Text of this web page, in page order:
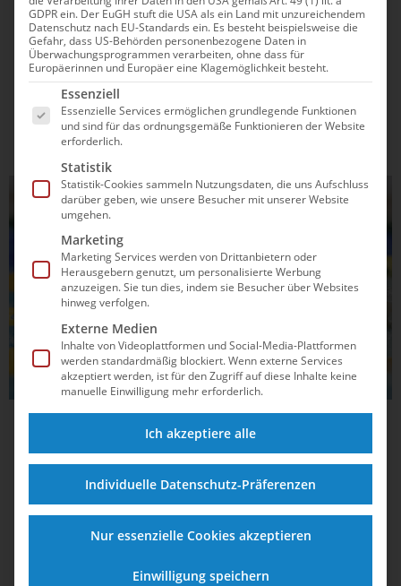
Anna Elendt wird sensationell
Weltmeisterin auf der Außenbahn
Die Frankfurterin schwimmt deutschen Rekord und gewinnt
als erste deutsche Frau seit der Wiedervereinigung WM-
Gold auf einer Bruststrecke.
SCHWIMMEN
Drittes Weltcup-Bronze für Kusch in
Südkorea
Auch Rafael Miroslaw konnte bei der zweiten Weltcup-
Station eine tolle Finalplatzierung erreichen. In der
Kate Douglass vorbei. Und bei den Männer verkürzte sich
GDPR ein. Der EuGH stuft die USA als ein Land mit unzureichendem
Datenschutz nach EU-Standards ein. Es besteht beispielsweise die
Gefahr, dass US-Behörden personenbezogene Daten in
Überwachungsprogrammen verarbeiten, ohne dass für
Europäerinnen und Europäer eine Klagemöglichkeit besteht.
Es folgt eine Liste der Service-Gruppen, für die
Essenziell
Essenzielle Services ermöglichen grundlegende Funktionen
und sind für das ordnungsgemäße Funktionieren der Website
erforderlich.
Statistik
Statistik-Cookies sammeln Nutzungsdaten, die uns Aufschluss
darüber geben, wie unsere Besucher mit unserer Website
umgehen.
Marketing
Marketing Services werden von Drittanbietern oder
Herausgebern genutzt, um personalisierte Werbung
anzuzeigen. Sie tun dies, indem sie Besucher über Websites
hinweg verfolgen.
Externe Medien
Inhalte von Videoplattformen und Social-Media-Plattformen
werden standardmäßig blockiert. Wenn externe Services
akzeptiert werden, ist für den Zugriff auf diese Inhalte keine
manuelle Einwilligung mehr erforderlich.
Ich akzeptiere alle
Individuelle Datenschutz-Präferenzen
Nur essenzielle Cookies akzeptieren
Einwilligung speichern